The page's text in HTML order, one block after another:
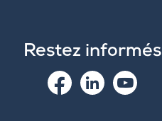
Restez informés